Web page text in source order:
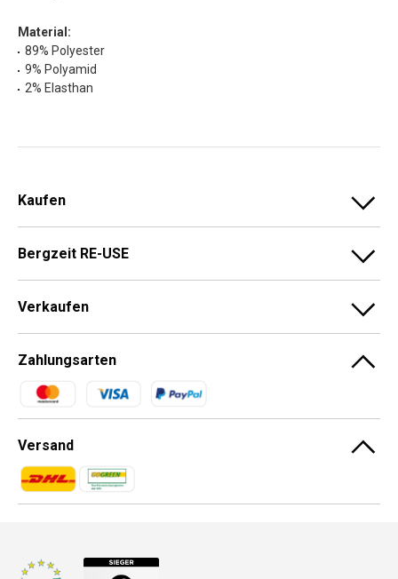
Material:
89% Polyester
9% Polyamid
2% Elasthan
Kaufen
Bergzeit RE-USE
Verkaufen
Zahlungsarten
Zahlungsmethoden
Versand
Zahlungsmethoden
Zahlungsmethoden